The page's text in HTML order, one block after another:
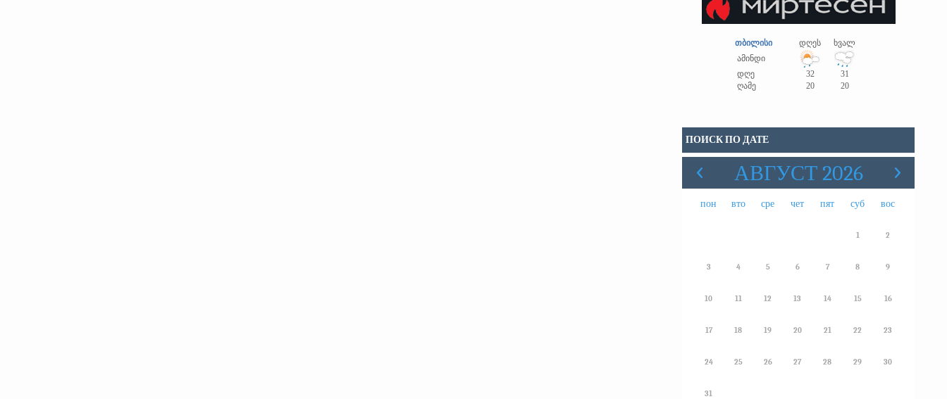
თბილისი დღეს
ხვალ
ამინდი
დღე
32
31
ღამე
20 20
ПОИСК ПО ДАТЕ
АВГУСТ 2026
пон вто сре чет пят суб вос
1 2
3 4 5 6 7 8 9
10 11 12 13 14 15 16
17 18 19 20 21 22 23
24 25 26 27 28 29 30
31